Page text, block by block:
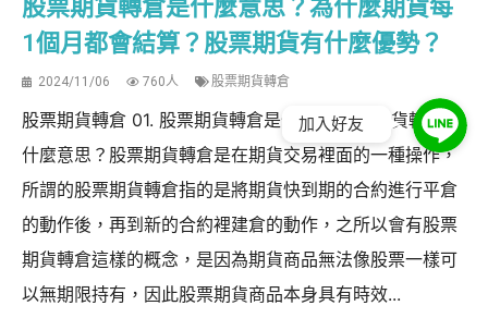
股票期貨轉倉是什麼意思？為什麼期貨每
1個月都會結算？股票期貨有什麼優勢？
2024/11/06 760人 股票期貨轉倉
股票期貨轉倉 01. 股票期貨轉倉是什麼？ 股票期貨轉倉是
什麼意思？股票期貨轉倉是在期貨交易裡面的一種操作，
所謂的股票期貨轉倉指的是將期貨快到期的合約進行平倉
的動作後，再到新的合約裡建倉的動作，之所以會有股票
期貨轉倉這樣的概念，是因為期貨商品無法像股票一樣可
以無期限持有，因此股票期貨商品本身具有時效...
加入好友